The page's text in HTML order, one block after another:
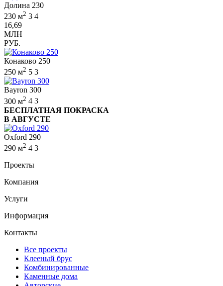
Долина 230
230 м2 3 4
16,69
МЛН
РУБ.
Конаково 250
250 м2 5 3
Bayron 300
300 м2 4 3
БЕСПЛАТНАЯ ПОКРАСКА
В АВГУСТЕ
Oxford 290
290 м2 4 3
Проекты
Компания
Услуги
Информация
Контакты
Все проекты
Клееный брус
Комбинированные
Каменные дома